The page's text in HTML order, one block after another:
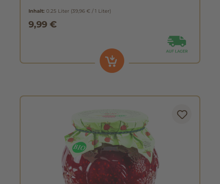
Inhalt: 0.25 Liter (39,96 € / 1 Liter)
9,99 €